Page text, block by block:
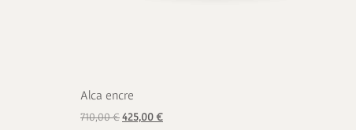
Alca encre
710,00€425,00€